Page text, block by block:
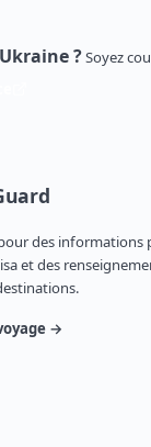
?Soyez
des informations
et des
→